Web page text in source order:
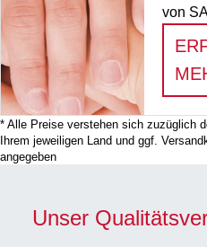
von
* Alle Preise verstehen sich zuzüglich
Ihrem jeweiligen Land und ggf.
angegeben
Unser